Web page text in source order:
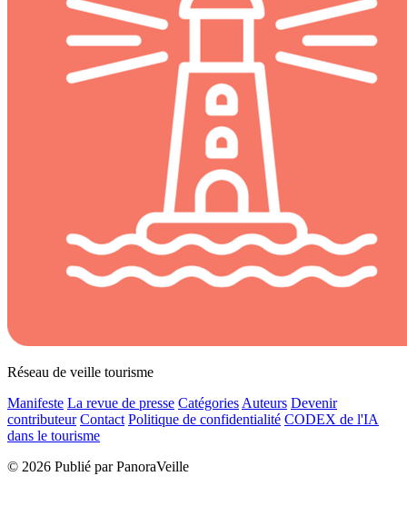
Réseau de veille tourisme
Manifeste La revue de presse Catégories Auteurs Devenir
contributeur Contact Politique de confidentialité CODEX de l'IA
dans le tourisme
© 2026 Publié par PanoraVeille